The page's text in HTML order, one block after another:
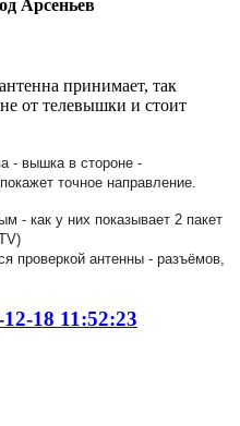
Арсеньев
принимает, так
от телевышки и стоит
- вышка в стороне -
точное направление.
- как у них показывает 2 пакет
проверкой антенны - разъёмов,
18 11:52:23